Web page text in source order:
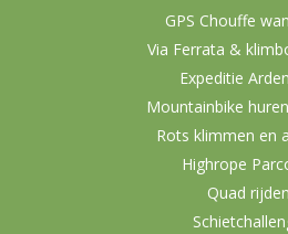
GPS Chouffe
Via Ferrata &
Expeditie
Mountainbike
Rots klimmen en
Highrope
Quad rijden